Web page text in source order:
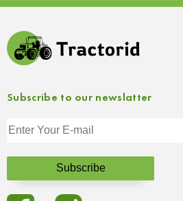
Subscribe to our newslatter